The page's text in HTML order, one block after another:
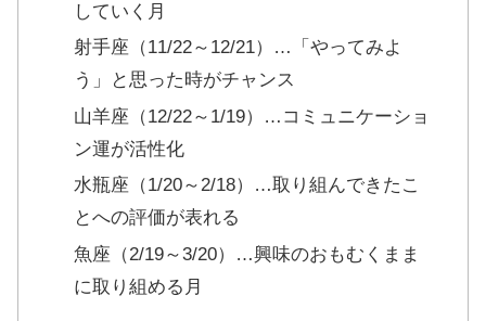
していく月
射手座（11/22～12/21）…「やってみよ
う」と思った時がチャンス
山羊座（12/22～1/19）…コミュニケーショ
ン運が活性化
水瓶座（1/20～2/18）…取り組んできたこ
とへの評価が表れる
魚座（2/19～3/20）…興味のおもむくまま
に取り組める月